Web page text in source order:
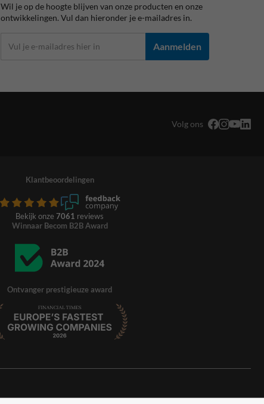
Wil je op de hoogte blijven van onze producten en onze
ontwikkelingen. Vul dan hieronder je e-mailadres in.
Aanmelden
Volg ons
Klantbeoordelingen
Bekijk onze 7061 reviews
Winnaar Becom B2B Award
Ontvanger prestigieuze award